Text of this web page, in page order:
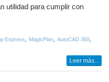
utilidad para cumplir con
Express, MagicPlan, AutoCAD 360,
Leer más...